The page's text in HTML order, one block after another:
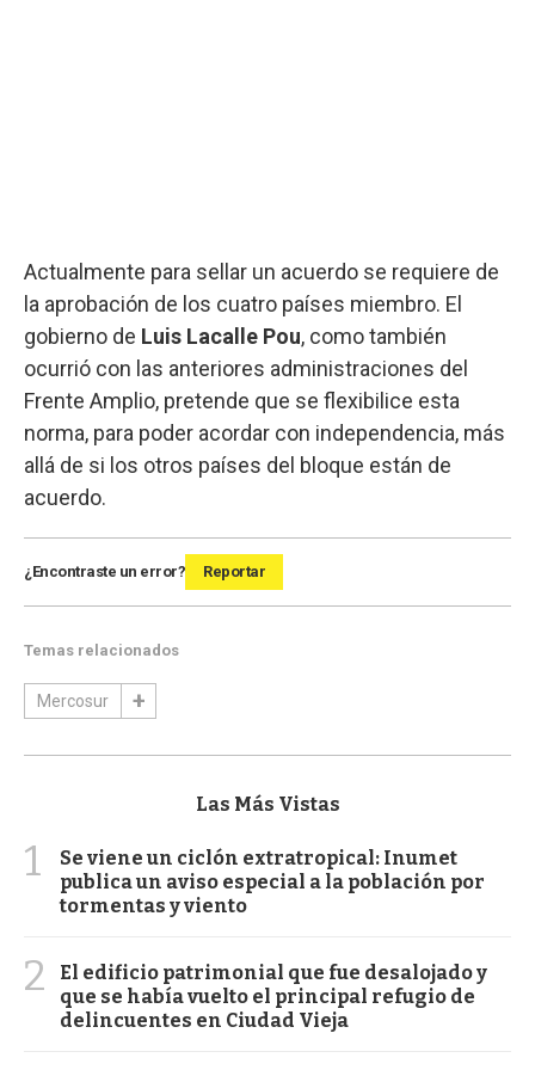
Actualmente para sellar un acuerdo se requiere de
la aprobación de los cuatro países miembro. El
gobierno de Luis Lacalle Pou, como también
ocurrió con las anteriores administraciones del
Frente Amplio, pretende que se flexibilice esta
norma, para poder acordar con independencia, más
allá de si los otros países del bloque están de
acuerdo.
¿Encontraste un error? Reportar
Temas relacionados
Mercosur
Las Más Vistas
1
Se viene un ciclón extratropical: Inumet
publica un aviso especial a la población por
tormentas y viento
2
El edificio patrimonial que fue desalojado y
que se había vuelto el principal refugio de
delincuentes en Ciudad Vieja